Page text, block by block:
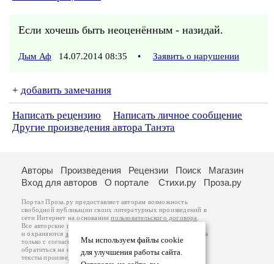
Если хочешь быть неоценённым - назидай.
Дым Аф 14.07.2014 08:35 • Заявить о нарушении
+ добавить замечания
Написать рецензию
Написать личное сообщение
Другие произведения автора Танэта
Мы используем файлы cookie
для улучшения работы сайта.
Авторы Произведения Рецензии Поиск
Магазин
Вход для авторов
О портале Стихи.ру Проза.ру
Портал Проза.ру предоставляет авторам возможность
свободной публикации своих литературных произведений в
сети Интернет на основаниипользовательского договора
Все авторские права на произведения принадлежат авторам
и охраняются законом
. Перепечатка произведений возможна
только с согласия его автора, к которому вы можете
обратиться на его авторской странице. Ответственность за
тексты произведений авторы несут самостоятельно на